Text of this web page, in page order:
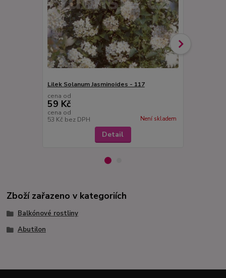
Lilek Solanum Jasminoides - 117
cena od
59 Kč
cena od
53 Kč bez DPH Není skladem
Detail
Zboží zařazeno v kategoriích
Balkónové rostliny
Abutilon